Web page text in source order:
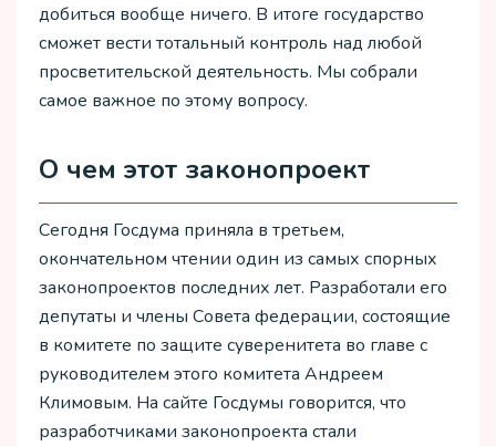
добиться вообще ничего. В итоге государство
сможет вести тотальный контроль над любой
просветительской деятельность. Мы собрали
самое важное по этому вопросу.
О чем этот законопроект
Сегодня Госдума приняла в третьем,
окончательном чтении один из самых спорных
законопроектов последних лет. Разработали его
депутаты и члены Совета федерации, состоящие
в комитете по защите суверенитета во главе с
руководителем этого комитета Андреем
Климовым. На сайте Госдумы говорится, что
разработчиками законопроекта стали